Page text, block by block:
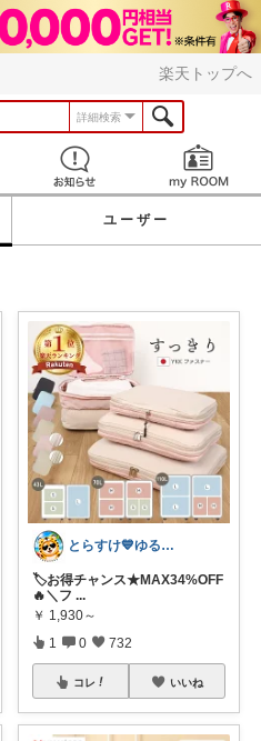
楽天トップへ
詳細検索
見つける お知らせ
ユーザー
とらすけ💙ゆるミニマリストの愛用品
🏷️お得チャンス★MAX34%OFF
🔥＼フ ...
￥ 1,930～
1 0 732
コレ いいね